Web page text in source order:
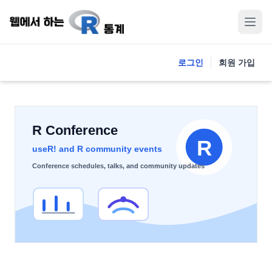
로그인 회원 가입